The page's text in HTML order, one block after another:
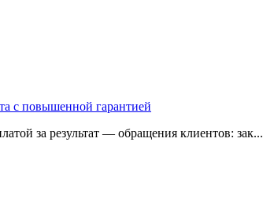
с повышенной гарантией
за результат — обращения клиентов: зак...